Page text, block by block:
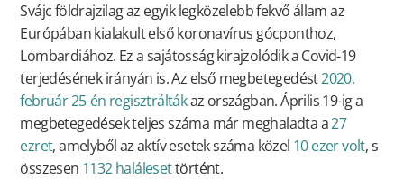
Svájc földrajzilag az egyik legközelebb fekvő állam az
Európában kialakult első koronavírus gócponthoz,
Lombardiához. Ez a sajátosság kirajzolódik a Covid-19
terjedésének irányán is. Az első megbetegedést2020.
február 25-én regisztráltákaz országban. Április 19-ig a
megbetegedések teljes száma már meghaladta a27
ezret, amelyből az aktív esetek száma közel 10 ezer volt, s
összesen 1132 halálesettörtént.